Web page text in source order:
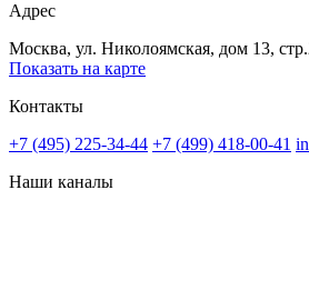
Адрес
Москва, ул. Николоямская, дом 13,
Показать на карте
Контакты
+7 (495) 225-34-44 +7 (499) 418-00-41
Наши каналы